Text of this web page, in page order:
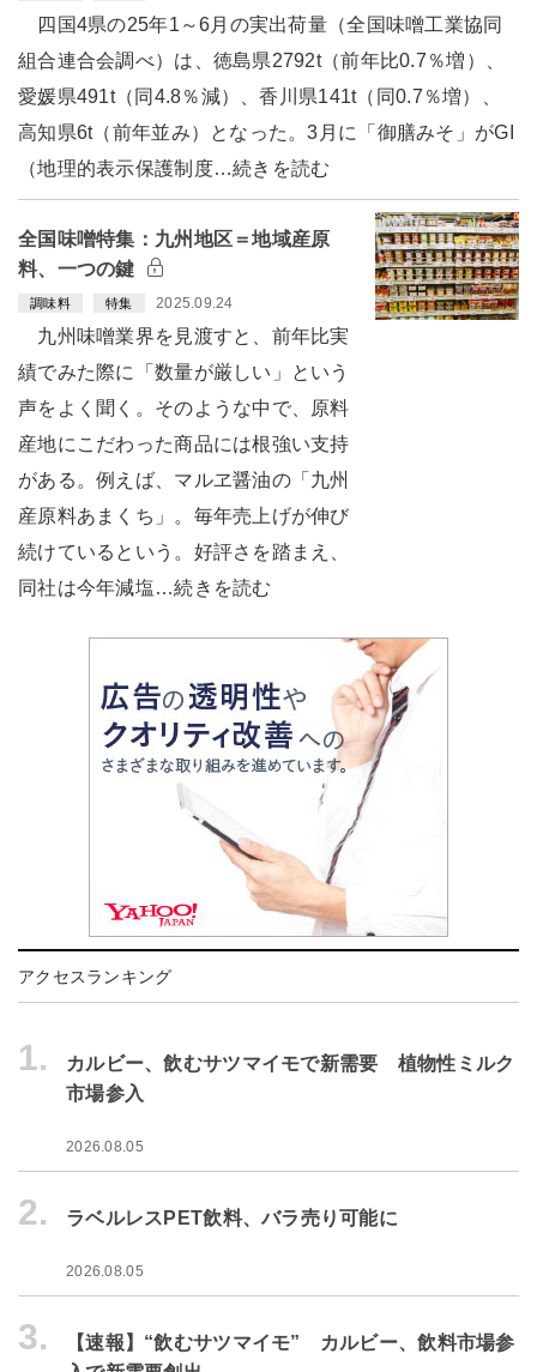
四国4県の25年1～6月の実出荷量（全国味噌工業協同
組合連合会調べ）は、徳島県2792t（前年比0.7％増）、
愛媛県491t（同4.8％減）、香川県141t（同0.7％増）、
高知県6t（前年並み）となった。3月に「御膳みそ」がGI
（地理的表示保護制度…続きを読む
全国味噌特集：九州地区＝地域産原
料、一つの鍵
調味料 特集 2025.09.24
九州味噌業界を見渡すと、前年比実
績でみた際に「数量が厳しい」という
声をよく聞く。そのような中で、原料
産地にこだわった商品には根強い支持
がある。例えば、マルヱ醤油の「九州
産原料あまくち」。毎年売上げが伸び
続けているという。好評さを踏まえ、
同社は今年減塩…続きを読む
アクセスランキング
1.
カルビー、飲むサツマイモで新需要 植物性ミルク
市場参入
2026.08.05
2. ラベルレスPET飲料、バラ売り可能に
2026.08.05
3.
【速報】“飲むサツマイモ” カルビー、飲料市場参